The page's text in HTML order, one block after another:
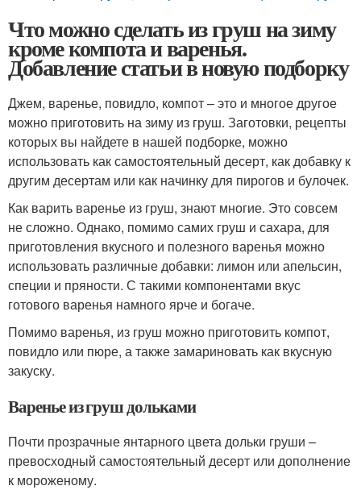
Что можно сделать из груш на зиму
кроме компота и варенья.
Добавление статьи в новую подборку
Джем, варенье, повидло, компот – это и многое другое
можно приготовить на зиму из груш. Заготовки, рецепты
которых вы найдете в нашей подборке, можно
использовать как самостоятельный десерт, как добавку к
другим десертам или как начинку для пирогов и булочек.
Как варить варенье из груш, знают многие. Это совсем
не сложно. Однако, помимо самих груш и сахара, для
приготовления вкусного и полезного варенья можно
использовать различные добавки: лимон или апельсин,
специи и пряности. С такими компонентами вкус
готового варенья намного ярче и богаче.
Помимо варенья, из груш можно приготовить компот,
повидло или пюре, а также замариновать как вкусную
закуску.
Варенье из груш дольками
Почти прозрачные янтарного цвета дольки груши –
превосходный самостоятельный десерт или дополнение
к мороженому.